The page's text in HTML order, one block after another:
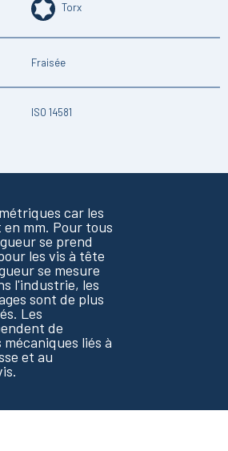
Torx
Fraisée
ISO 14581
car les
mm. Pour tous
se prend
les vis à tête
se mesure
l'industrie, les
sont de plus
Les
de
liés à
et au